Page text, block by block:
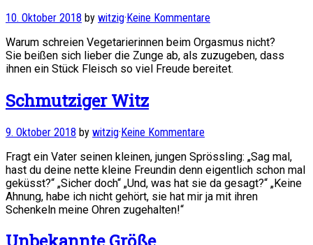
10. Oktober 2018 by witzig·Keine Kommentare
Warum schreien Vegetarierinnen beim Orgasmus nicht?
Sie beißen sich lieber die Zunge ab, als zuzugeben, dass
ihnen ein Stück Fleisch so viel Freude bereitet.
Schmutziger Witz
9. Oktober 2018 by witzig·Keine Kommentare
Fragt ein Vater seinen kleinen, jungen Sprössling: „Sag mal,
hast du deine nette kleine Freundin denn eigentlich schon mal
geküsst?“ „Sicher doch“ „Und, was hat sie da gesagt?“ „Keine
Ahnung, habe ich nicht gehört, sie hat mir ja mit ihren
Schenkeln meine Ohren zugehalten!“